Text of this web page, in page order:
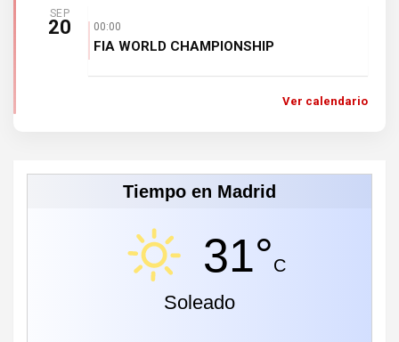
SEP
20 00:00
FIA WORLD CHAMPIONSHIP
Ver calendario
Tiempo en Madrid
31°C
Soleado